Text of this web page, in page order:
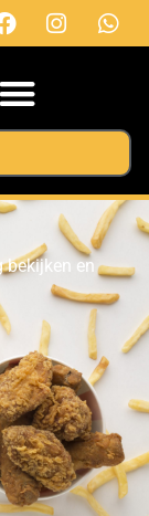
bekijken en